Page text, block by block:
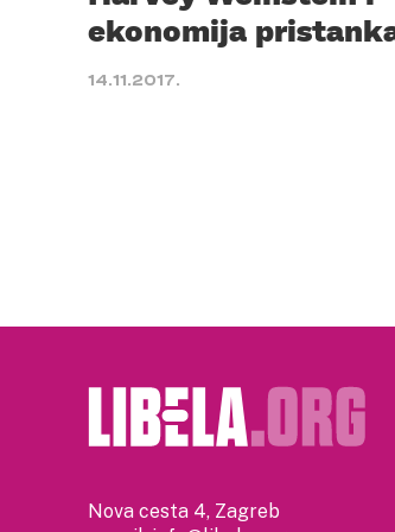
ekonomija
14.11.2017.
Nova cesta 4, Zagreb